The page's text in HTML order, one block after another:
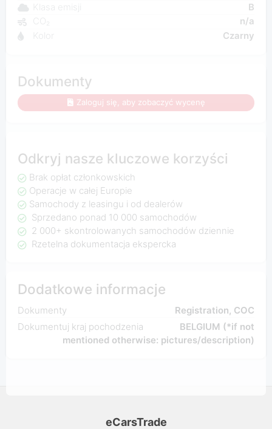
Klasa emisji
B
n/a
Kolor
Czarny
Dokumenty
Zaloguj się, aby zobaczyć wycenę
Odkryj nasze kluczowe korzyści
Brak opłat członkowskich
Operacje w całej Europie
Samochody z leasingu i od dealerów
Sprzedano ponad 10 000 samochodów
2 000+ skontrolowanych samochodów dziennie
Rzetelna dokumentacja ekspercka
Dodatkowe informacje
Dokumenty
Registration, COC
Dokumentuj kraj pochodzenia
BELGIUM (*if not
mentioned otherwise: pictures/description)
eCarsTrade